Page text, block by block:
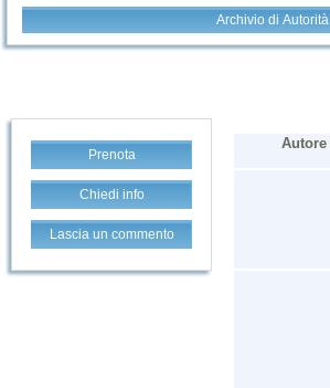
Archivio di Autorità
Prenota
Chiedi info
Lascia un commento